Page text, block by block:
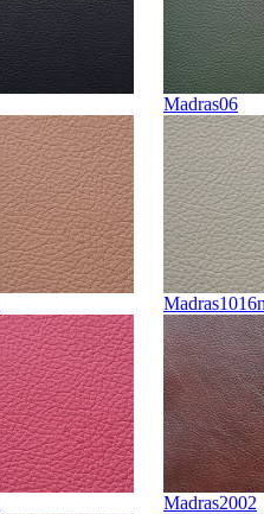
Madras06
Madras2002